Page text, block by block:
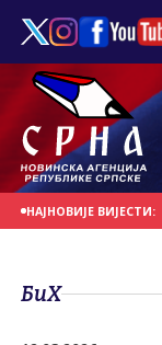
НАЈНОВИЈЕ ВИЈЕСТИ:
ВЈЕНЧАЊУ ДЕВЕТ
БиХ